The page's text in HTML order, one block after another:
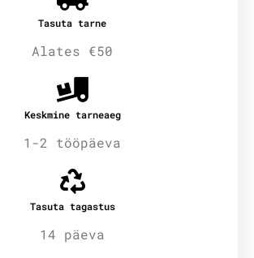
Tasuta tarne
Alates €50
Keskmine tarneaeg
1-2 tööpäeva
Tasuta tagastus
14 päeva